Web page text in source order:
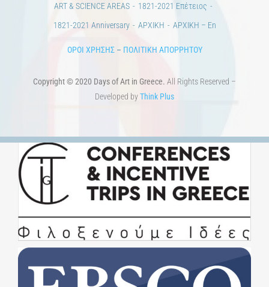
ART & SCIENCE AREAS
1821-2021 Επέτειος
1821-2021 Anniversary
ΑΡΧΙΚΗ ΑΡΧΙΚΗ – En
ΟΡΟΙ ΧΡΗΣΗΣ– ΠΟΛΙΤΙΚΗ ΑΠΟΡΡΗΤΟΥ
Copyright © 2020 Days of Art in Greece. All Rights Reserved –
Developed byThink Plus